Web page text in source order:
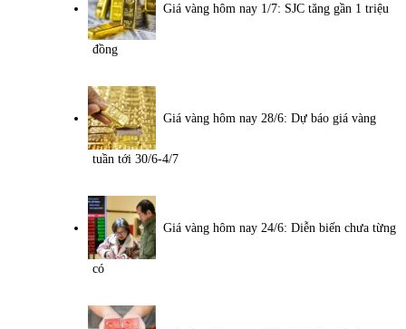
Giá vàng hôm nay 1/7: SJC tăng gần 1 triệu
đồng
Giá vàng hôm nay 28/6: Dự báo giá vàng
tuần tới 30/6-4/7
Giá vàng hôm nay 24/6: Diễn biến chưa từng
có